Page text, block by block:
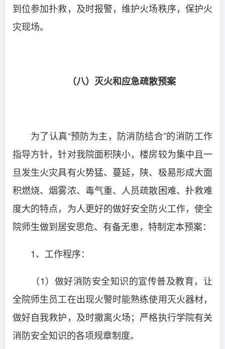
到位参加扑救，及时报警，维护火场秩序，保护火
灾现场。
（八）灭火和应急疏散预案
为了认真“预防为主，防消防结合”的消防工作
指导方针，针对我院面积陕小，楼房较为集中且一
旦发生火灾具有火势猛、蔓延，陕、极易形成大面
积燃烧、烟雾浓、毒气重、人员疏散困难、扑救难
度大的特点，为人更好的做好安全防火工作，使全
院师生做到居安思危、有备无患，特制定本预案：
1、工作程序：
（1）做好消防安全知识的宣传普及教育，让
全院师生员工在出现火警时能熟练使用灭火器材，
做好自我救护，及时撤离火场；严格执行学院有关
消防安全知识的各项规章制度。